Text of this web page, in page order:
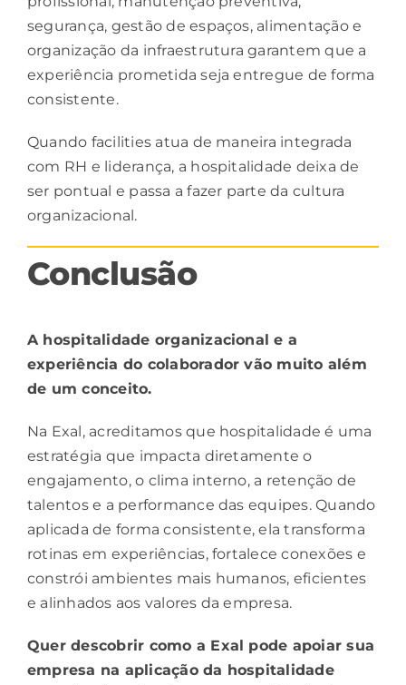
segurança, gestão de espaços, alimentação e
organização da infraestrutura garantem que a
experiência prometida seja entregue de forma
consistente.
Quando facilities atua de maneira integrada
com RH e liderança, a hospitalidade deixa de
ser pontual e passa a fazer parte da cultura
organizacional.
Conclusão
A hospitalidade organizacional e a
experiência do colaborador vão muito além
de um conceito.
Na Exal, acreditamos que hospitalidade é uma
estratégia que impacta diretamente o
engajamento, o clima interno, a retenção de
talentos e a performance das equipes. Quando
aplicada de forma consistente, ela transforma
rotinas em experiências, fortalece conexões e
constrói ambientes mais humanos, eficientes
e alinhados aos valores da empresa.
Quer descobrir como a Exal pode apoiar sua
empresa na aplicação da hospitalidade